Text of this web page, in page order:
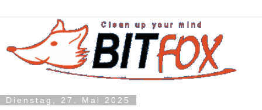
Dienstag, 27. Mai 2025